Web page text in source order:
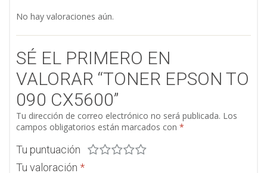
No hay valoraciones aún.
SÉ EL PRIMERO EN
VALORAR “TONER EPSON TO
090 CX5600”
Tu dirección de correo electrónico no será publicada. Los
campos obligatorios están marcados con *
Tu puntuación
Tu valoración *